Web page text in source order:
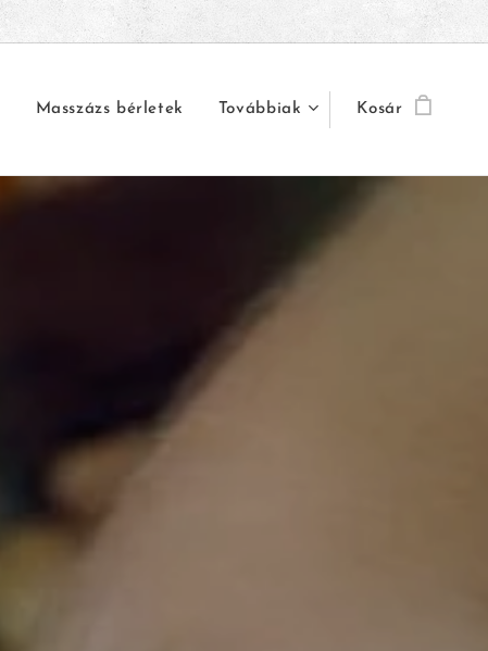
Masszázs bérletek Továbbiak Kosár